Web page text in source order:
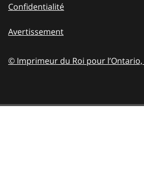
Confidentialité
Avertissement
© Imprimeur du Roi pour l’Ontario,